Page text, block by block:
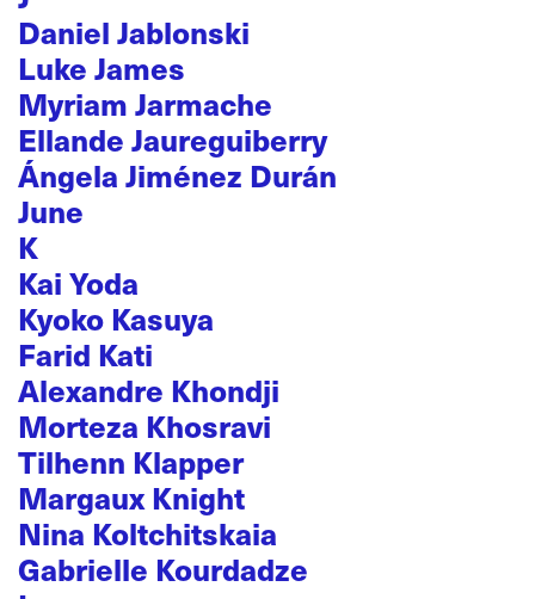
Daniel Jablonski
Luke James
Myriam Jarmache
Ellande Jaureguiberry
Ángela Jiménez Durán
June
K
Kai Yoda
Kyoko Kasuya
Farid Kati
Alexandre Khondji
Morteza Khosravi
Tilhenn Klapper
Margaux Knight
Nina Koltchitskaia
Gabrielle Kourdadze